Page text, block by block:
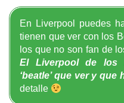
En Liverpool puedes
tienen que ver con los
los que no son fan de
El Liverpool de los
‘beatle’ que ver y que
detalle